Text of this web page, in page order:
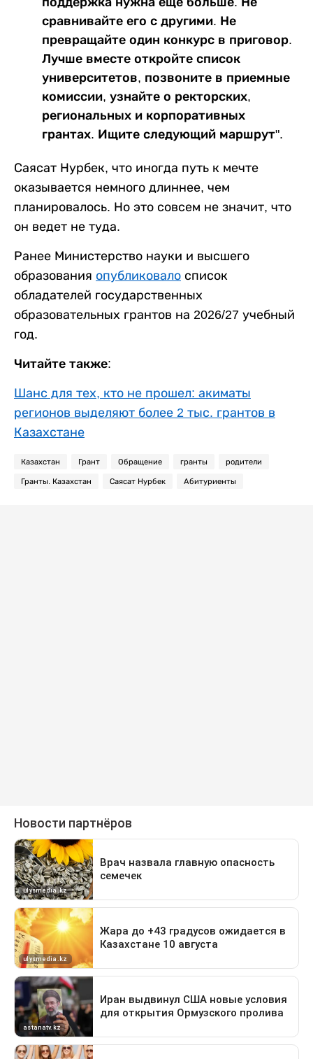
сравнивайте его с другими. Не
превращайте один конкурс в приговор.
Лучше вместе откройте список
университетов, позвоните в приемные
комиссии, узнайте о ректорских,
региональных и корпоративных
грантах. Ищите следующий маршрут".
Саясат Нурбек, что иногда путь к мечте
оказывается немного длиннее, чем
планировалось. Но это совсем не значит, что
он ведет не туда.
Ранее Министерство науки и высшего
образования опубликовало список
обладателей государственных
образовательных грантов на 2026/27 учебный
год.
Читайте также:
Шанс для тех, кто не прошел: акиматы
регионов выделяют более 2 тыс. грантов в
Казахстане
Казахстан Грант Обращение гранты родители
Гранты. Казахстан Саясат Нурбек Абитуриенты